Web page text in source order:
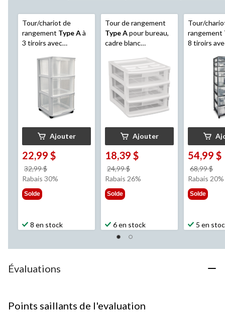
Tour/chariot de
rangement Type Aà
3 tiroirs avec
clair, 26 po
Ajouter
22,99 $
32,99 $
était
Rabais 30%
Solde
8 en stock
Tour de rangement
Type Apour bureau,
cadre blanc
10 po
Ajouter
18,39 $
24,99 $
était
Rabais 26%
Solde
6 en stock
Tour/
rangement
8 tiroirs
54,99 $
68,99 $
Rabais 20%
Solde
5 en
Évaluations
Points saillants de l'evaluation